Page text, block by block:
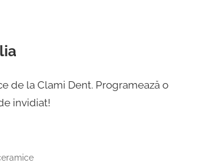
de la Clami Dent. Programează o
invidiat!